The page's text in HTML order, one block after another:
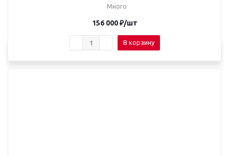
Много
156 000₽/шт
В корзину